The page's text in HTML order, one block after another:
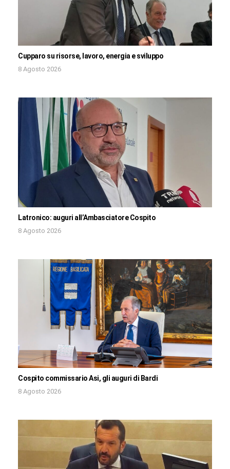
Cupparo su risorse, lavoro, energia e sviluppo
8 Agosto 2026
Latronico: auguri all’Ambasciatore Cospito
8 Agosto 2026
Cospito commissario Asi, gli auguri di Bardi
8 Agosto 2026